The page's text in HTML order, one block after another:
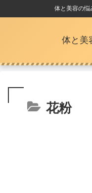
体と美容の悩
体と美
花粉